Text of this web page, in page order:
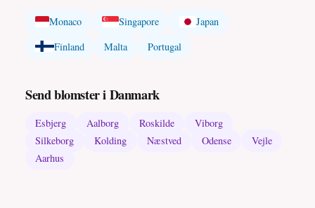
Monaco Singapore
Japan
Finland
Malta Portugal
Send blomster i Danmark
Esbjerg Aalborg Roskilde
Viborg
Silkeborg
Kolding Næstved Odense
Vejle
Aarhus